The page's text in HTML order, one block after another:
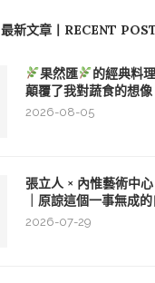
最新文章丨RECENT
果然匯
的經典料
顛覆了我對蔬食的想像
2026-08-05
張立人 × 內惟藝術中心
｜原諒這個一事無成
2026-07-29